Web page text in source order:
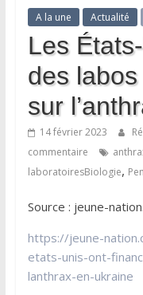
A la une Actualité
Les
des
sur
14 février 2023
commentaire
laboratoiresBiologie,
Source : jeune-
https://jeune-
etats-unis-ont-
lanthrax-en-ukraine